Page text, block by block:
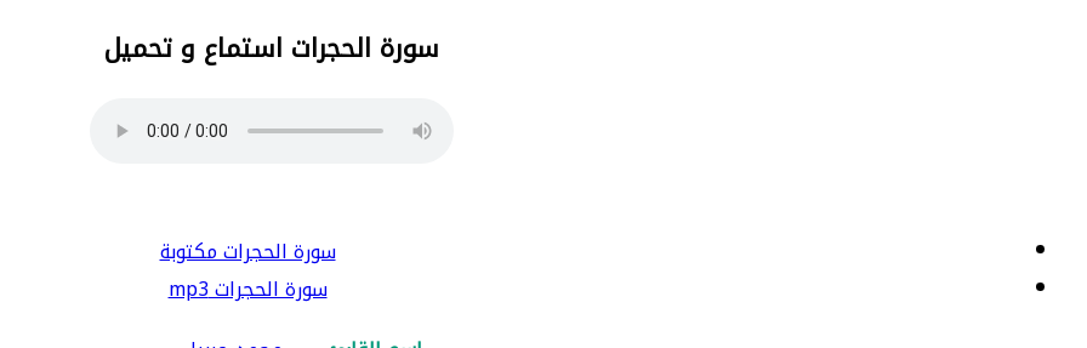
سورة الحجرات استماع و تحميل
سورة الحجرات مكتوبة
سورة الحجرات mp3